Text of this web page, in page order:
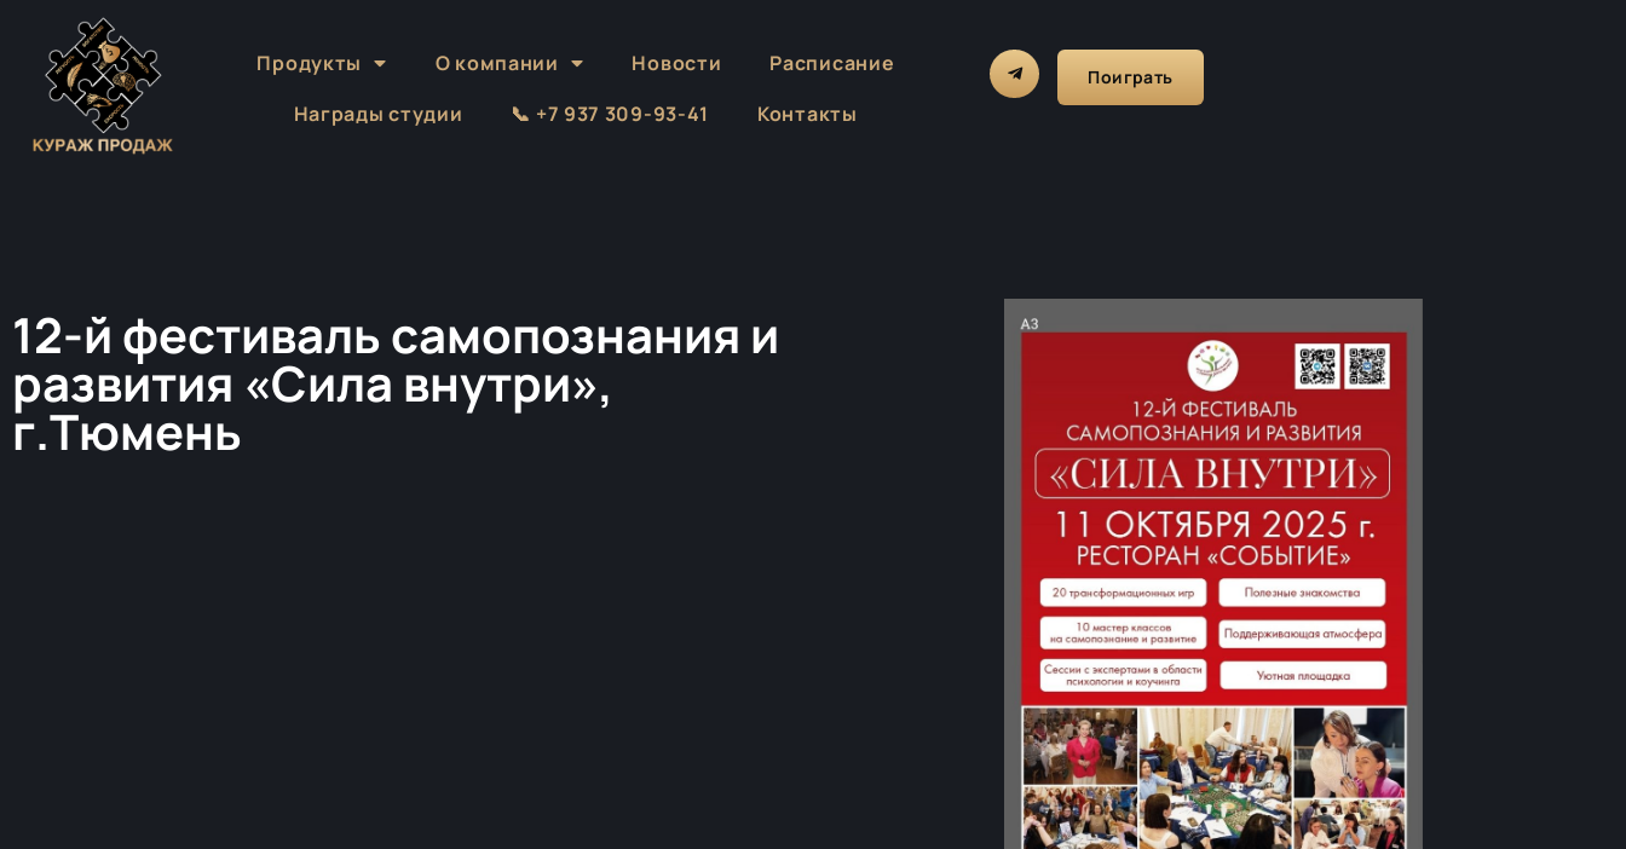
Продукты О компании Новости
Расписание
Награды студии
📞 +7 937 309-93-41 Контакты
Поиграть
12-й фестиваль самопознания и
развития «Сила внутри»,
г.Тюмень